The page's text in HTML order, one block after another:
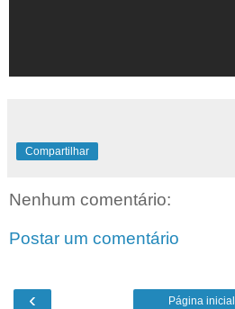
Compartilhar
Nenhum comentário:
Postar um comentário
‹ Página inicial